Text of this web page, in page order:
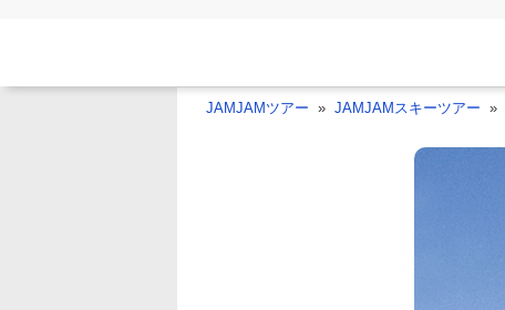
JAMJAMツアー JAMJAMスキーツアー